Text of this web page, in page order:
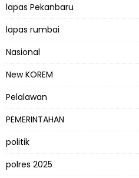
lapas Pekanbaru
lapas rumbai
Nasional
New KOREM
Pelalawan
PEMERINTAHAN
politik
polres 2025